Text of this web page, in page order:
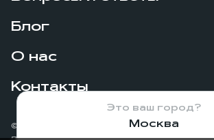
Это ваш город?
Москва
Блог
О нас
Контакты
© 2026